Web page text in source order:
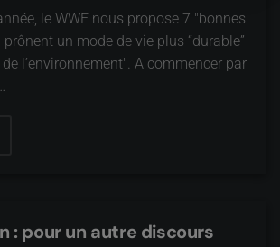
le WWF nous propose 7 "bonnes
un mode de vie plus “durable”
l’environnement". A commencer par
: pour un autre discours